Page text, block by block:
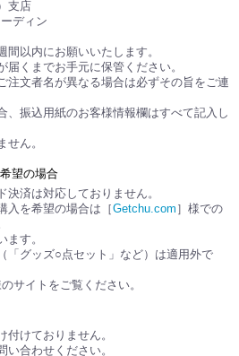
支店
ディン
以内にお願いいたします。
くまでお手元に保管ください。
注文者名が異なる場合は必ずその旨をご連
振込用紙のお客様情報欄はすべて記入し
ん。
望の場合
済は対応しておりません。
入を希望の場合は［Getchu.com ］様での
す。
「グッズ○点セット」など）は適用外で
のサイトをご覧ください。
付けておりません。
い合わせください。